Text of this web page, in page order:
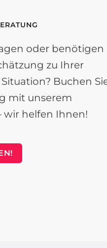
oder benötigen
zu Ihrer
Buchen
mit unserem
wir helfen Ihnen!